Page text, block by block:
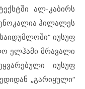
ალ-კაბირს
ჰილალეს
იუსუფ
ელჰამი მრავალი
იუსუფ
„გარიყული“